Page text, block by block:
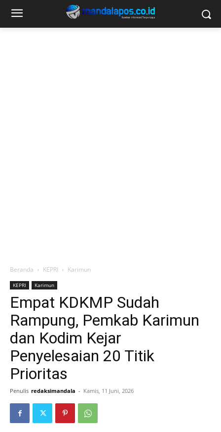
Beranda KEPRI Karimun
KEPRI Karimun
Empat KDKMP Sudah
Rampung, Pemkab Karimun
dan Kodim Kejar
Penyelesaian 20 Titik
Prioritas
Penulis redaksimandala - Kamis, 11 Juni, 2026